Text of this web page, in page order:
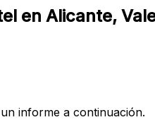
en Alicante,
informe a continuación.